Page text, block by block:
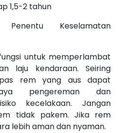
1,5-2 tahun
Keselamatan
untuk memperlambat
laju kendaraan. Seiring
rem yang aus dapat
pengereman dan
kecelakaan. Jangan
tidak pakem. Jika rem
lebih aman dan nyaman.